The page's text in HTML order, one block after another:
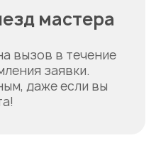
мастера
вызов в течение
заявки.
даже если вы